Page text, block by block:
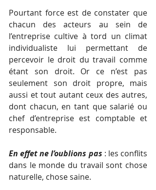
Pourtant force est de constater que
chacun des acteurs au sein de
l’entreprise cultive à tord un climat
individualiste lui permettant de
percevoir le droit du travail comme
étant son droit. Or ce n’est pas
seulement son droit propre, mais
aussi et tout autant ceux des autres,
dont chacun, en tant que salarié ou
chef d’entreprise est comptable et
responsable.
En effet ne l’oublions pas : les conflits
dans le monde du travail sont chose
naturelle, chose saine.